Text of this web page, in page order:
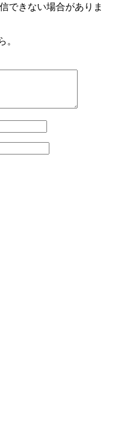
できない場合がありま
。